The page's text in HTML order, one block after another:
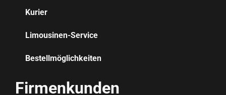
Kurier
Limousinen-Service
Bestellmöglichkeiten
Firmenkunden